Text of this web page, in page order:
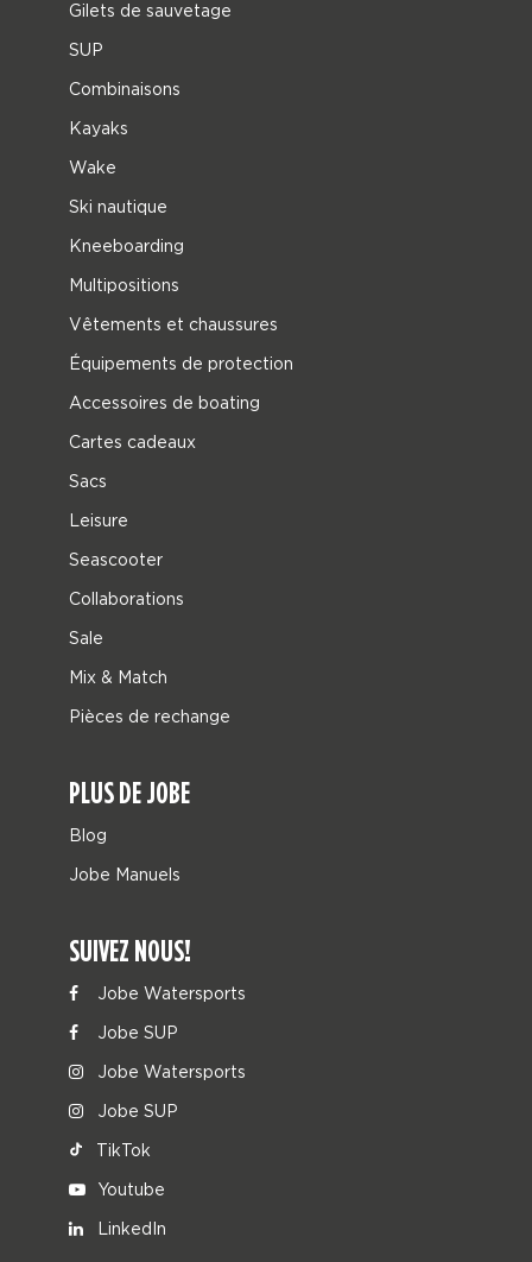
Gilets de sauvetage
SUP
Combinaisons
Kayaks
Wake
Ski nautique
Kneeboarding
Multipositions
Vêtements et chaussures
Équipements de protection
Accessoires de boating
Cartes cadeaux
Sacs
Leisure
Seascooter
Collaborations
Sale
Mix & Match
Pièces de rechange
PLUS DE JOBE
Blog
Jobe Manuels
SUIVEZ NOUS!
Jobe Watersports
Jobe SUP
Jobe Watersports
Jobe SUP
TikTok
Youtube
LinkedIn